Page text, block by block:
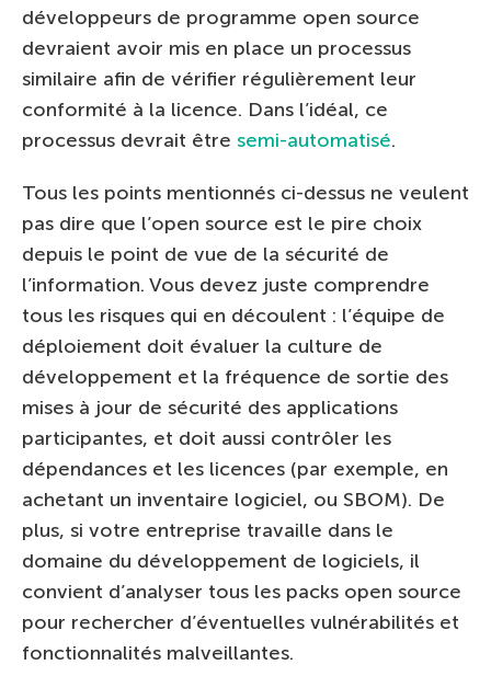
développeurs de programme open source
devraient avoir mis en place un processus
similaire afin de vérifier régulièrement leur
conformité à la licence. Dans l’idéal, ce
processus devrait être semi-automatisé.
Tous les points mentionnés ci-dessus ne veulent
pas dire que l’open source est le pire choix
depuis le point de vue de la sécurité de
l’information. Vous devez juste comprendre
tous les risques qui en découlent : l’équipe de
déploiement doit évaluer la culture de
développement et la fréquence de sortie des
mises à jour de sécurité des applications
participantes, et doit aussi contrôler les
dépendances et les licences (par exemple, en
achetant un inventaire logiciel, ou SBOM). De
plus, si votre entreprise travaille dans le
domaine du développement de logiciels, il
convient d’analyser tous les packs open source
pour rechercher d’éventuelles vulnérabilités et
fonctionnalités malveillantes.